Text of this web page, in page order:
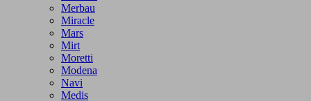
Merbau
Miracle
Mars
Mirt
Moretti
Modena
Navi
Medis